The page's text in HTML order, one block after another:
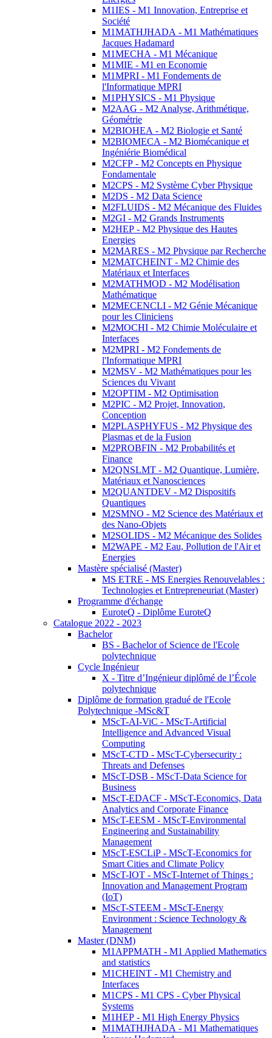
M1IES - M1 Innovation, Entreprise et
Société
M1MATHJHADA - M1 Mathématiques
Jacques Hadamard
M1MECHA - M1 Mécanique
M1MIE - M1 en Economie
M1MPRI - M1 Fondements de
l'Informatique MPRI
M1PHYSICS - M1 Physique
M2AAG - M2 Analyse, Arithmétique,
Géométrie
M2BIOHEA - M2 Biologie et Santé
M2BIOMECA - M2 Biomécanique et
Ingéniérie Biomédical
M2CFP - M2 Concepts en Physique
Fondamentale
M2CPS - M2 Système Cyber Physique
M2DS - M2 Data Science
M2FLUIDS - M2 Mécanique des Fluides
M2GI - M2 Grands Instruments
M2HEP - M2 Physique des Hautes
Energies
M2MARES - M2 Physique par Recherche
M2MATCHEINT - M2 Chimie des
Matériaux et Interfaces
M2MATHMOD - M2 Modélisation
Mathématique
M2MECENCLI - M2 Génie Mécanique
pour les Cliniciens
M2MOCHI - M2 Chimie Moléculaire et
Interfaces
M2MPRI - M2 Fondements de
l'Informatique MPRI
M2MSV - M2 Mathématiques pour les
Sciences du Vivant
M2OPTIM - M2 Optimisation
M2PIC - M2 Projet, Innovation,
Conception
M2PLASPHYFUS - M2 Physique des
Plasmas et de la Fusion
M2PROBFIN - M2 Probabilités et
Finance
M2QNSLMT - M2 Quantique, Lumière,
Matériaux et Nanosciences
M2QUANTDEV - M2 Dispositifs
Quantiques
M2SMNO - M2 Science des Matériaux et
des Nano-Objets
M2SOLIDS - M2 Mécanique des Solides
M2WAPE - M2 Eau, Pollution de l'Air et
Energies
Mastère spécialisé (Master)
MS ETRE - MS Energies Renouvelables :
Technologies et Entrepreneuriat (Master)
Programme d'échange
EuroteQ - Diplôme EuroteQ
Catalogue 2022 - 2023
Bachelor
BS - Bachelor of Science de l'Ecole
polytechnique
Cycle Ingénieur
X - Titre d’Ingénieur diplômé de l’École
polytechnique
Diplôme de formation gradué de l'Ecole
Polytechnique -MSc&T
MScT-AI-ViC - MScT-Artificial
Intelligence and Advanced Visual
Computing
MScT-CTD - MScT-Cybersecurity :
Threats and Defenses
MScT-DSB - MScT-Data Science for
Business
MScT-EDACF - MScT-Economics, Data
Analytics and Corporate Finance
MScT-EESM - MScT-Environmental
Engineering and Sustainability
Management
MScT-ESCLiP - MScT-Economics for
Smart Cities and Climate Policy
MScT-IOT - MScT-Internet of Things :
Innovation and Management Program
(IoT)
MScT-STEEM - MScT-Energy
Environment : Science Technology &
Management
Master (DNM)
M1APPMATH - M1 Applied Mathematics
and statistics
M1CHEINT - M1 Chemistry and
Interfaces
M1CPS - M1 CPS - Cyber Physical
Systems
M1HEP - M1 High Energy Physics
M1MATHJHADA - M1 Mathematiques